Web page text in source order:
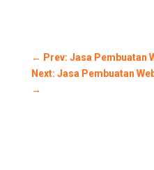
← Prev: Jasa Pembuatan
Next: Jasa Pembuatan
→